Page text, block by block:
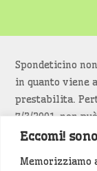
Eccomi!
Memorizziamo
Spondeticino
in quanto viene
prestabilita.
7/3/2001, non
editoriale.
Siamo attenti